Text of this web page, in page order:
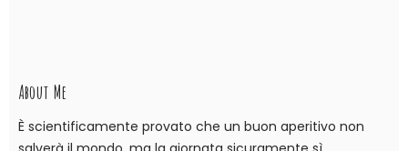
About Me
È scientificamente provato che un buon aperitivo non